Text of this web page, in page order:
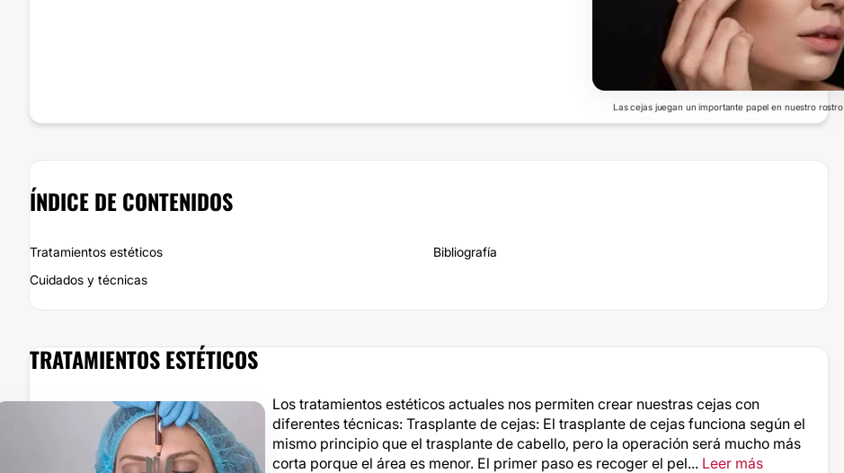
Las cejas juegan un importante papel en nuestro rostro
ÍNDICE DE CONTENIDOS
Tratamientos estéticos
Cuidados y técnicas
Bibliografía
TRATAMIENTOS ESTÉTICOS
Los tratamientos estéticos actuales nos permiten crear nuestras cejas con
diferentes técnicas: Trasplante de cejas: El trasplante de cejas funciona según el
mismo principio que el trasplante de cabello, pero la operación será mucho más
corta porque el área es menor. El primer paso es recoger el pel... Leer más